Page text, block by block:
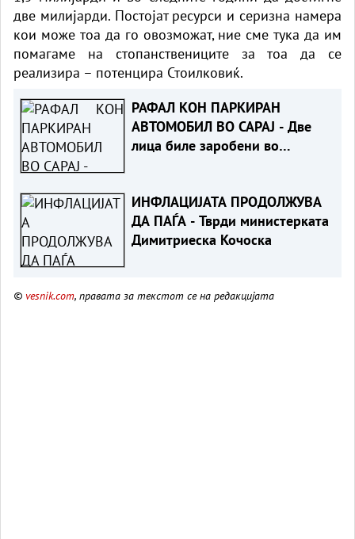
две милијарди. Постојат ресурси и серизна намера
кои може тоа да го овозможат, ние сме тука да им
помагаме на стопанствениците за тоа да се
реализира – потенцира Стоилковиќ.
РАФАЛ КОН ПАРКИРАН
АВТОМОБИЛ ВО САРАЈ - Две
лица биле заробени во
ИНФЛАЦИЈАТА ПРОДОЛЖУВА
ДА ПАЃА - Тврди министерката
Димитриеска Кочоска
© vesnik.com, правата за текстот се на редакцијата